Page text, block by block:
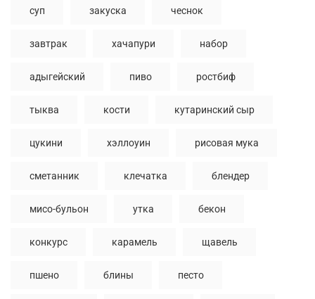
суп закуска чеснок
завтрак хачапури набор
адыгейский пиво ростбиф
тыква кости кутаринский сыр
цукини хэллоуин рисовая мука
сметанник клечатка блендер
мисо-бульон утка бекон
конкурс карамель щавель
пшено блины песто